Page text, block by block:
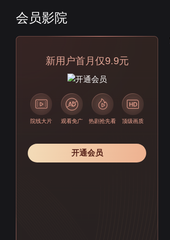
会员影院
新用户首月仅9.9元
院线大片 观看免广 热剧抢先看 顶级画质
开通会员